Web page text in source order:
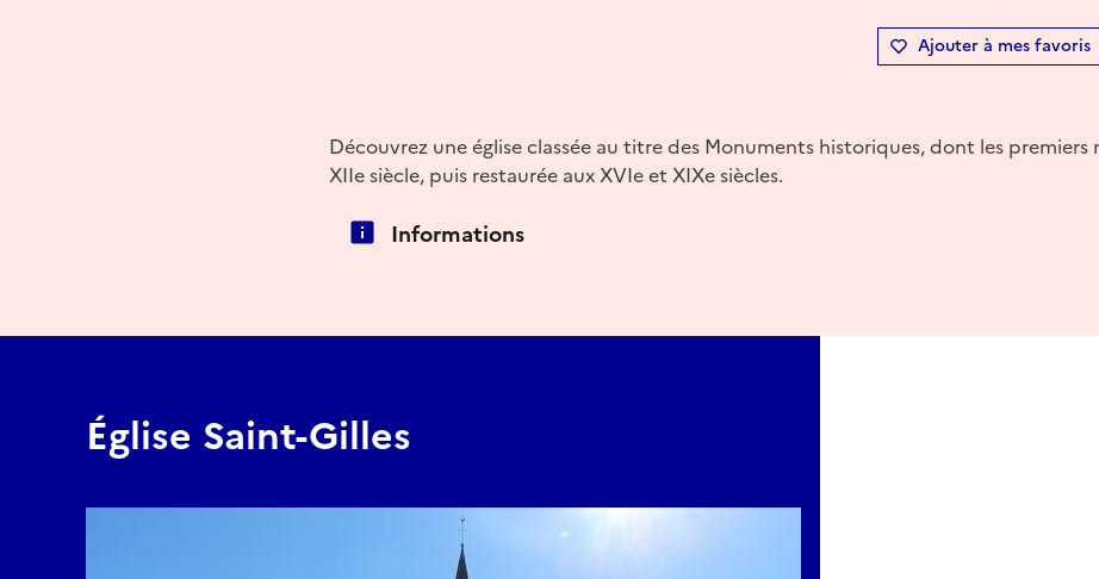
Ajouter à mes favoris
Découvrez une église classée au titre des Monuments historiques, dont les
XIIe siècle, puis restaurée aux XVIe et XIXe siècles.
Informations
Église Saint-Gilles